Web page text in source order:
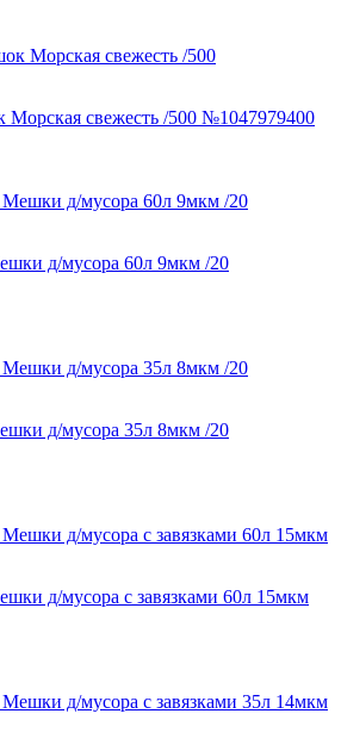
свежесть /500 №1047979400
д/мусора 60л 9мкм /20
д/мусора 35л 8мкм /20
д/мусора с завязками 60л 15мкм